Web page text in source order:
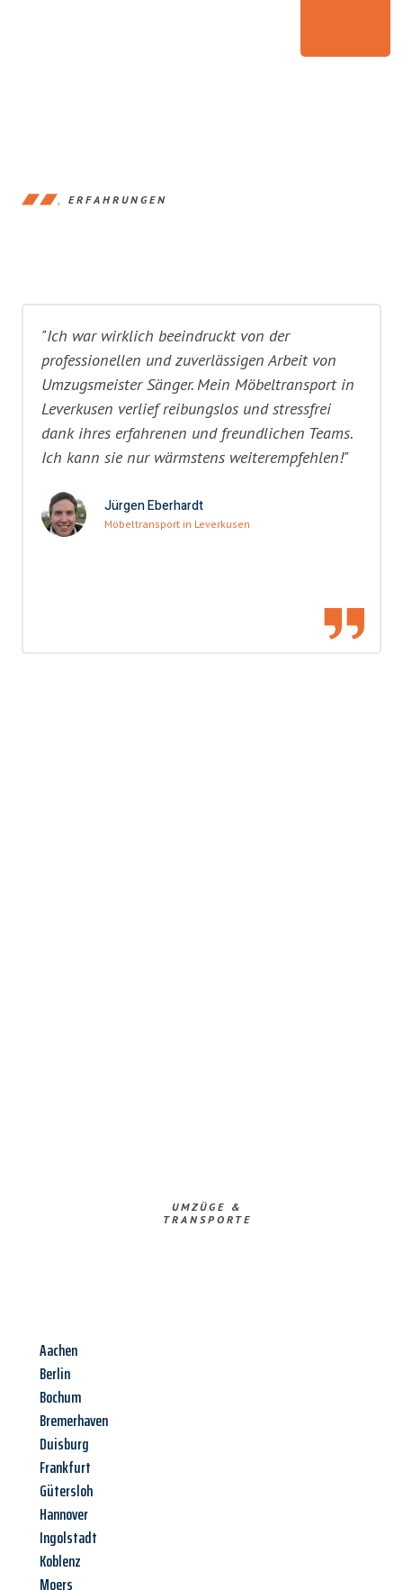
ERFAHRUNGEN
"Ich war wirklich beeindruckt von der
professionellen und zuverlässigen Arbeit von
Umzugsmeister Sänger. Mein Möbeltransport in
Leverkusen verlief reibungslos und stressfrei
dank ihres erfahrenen und freundlichen Teams.
Ich kann sie nur wärmstens weiterempfehlen!"
Jürgen Eberhardt
Möbeltransport in Leverkusen
UMZÜGE &
TRANSPORTE
Aachen
Berlin
Bochum
Bremerhaven
Duisburg
Frankfurt
Gütersloh
Hannover
Ingolstadt
Koblenz
Moers